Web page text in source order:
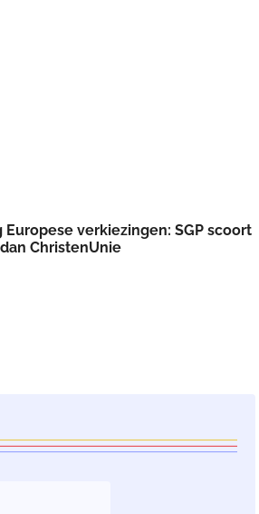
Europese verkiezingen: SGP scoort
ChristenUnie